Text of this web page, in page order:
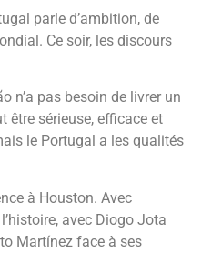
parle d’ambition, de
Ce soir, les discours
n’a pas besoin de livrer un
être sérieuse, efficace et
le Portugal a les qualités
à Houston. Avec
avec Diogo Jota
Martínez face à ses